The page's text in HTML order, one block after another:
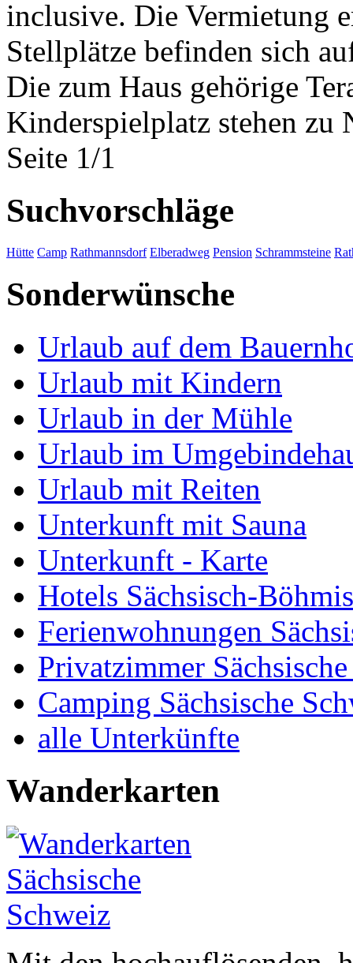
inclusive. Die Vermietung
Stellplätze befinden sich
Die zum Haus gehörige
Kinderspielplatz stehen
Seite 1/1
Suchvorschläge
Hütte Camp Rathmannsdorf Elberadweg Pension Schrammsteine
Sonderwünsche
Urlaub auf dem
Urlaub mit Kindern
Urlaub in der Mühle
Urlaub im
Urlaub mit Reiten
Unterkunft mit Sauna
Unterkunft - Karte
Hotels Sächsisch-
Ferienwohnungen
Privatzimmer
Camping Sächsische
alle Unterkünfte
Wanderkarten